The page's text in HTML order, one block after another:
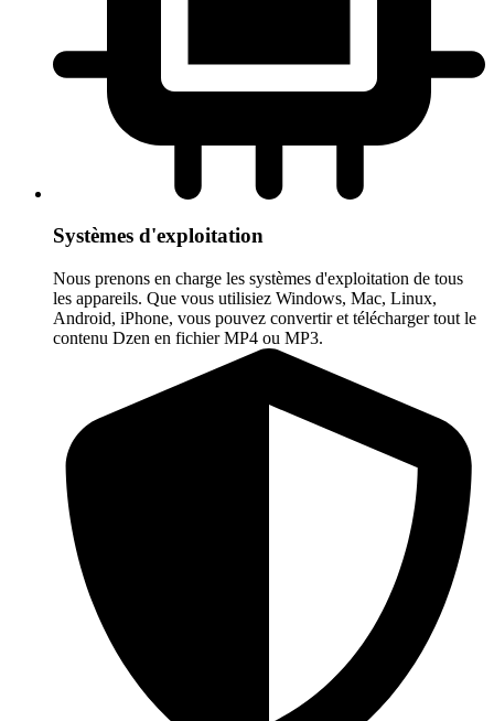
Systèmes d'exploitation
Nous prenons en charge les systèmes d'exploitation de tous
les appareils. Que vous utilisiez Windows, Mac, Linux,
Android, iPhone, vous pouvez convertir et télécharger tout le
contenu Dzen en fichier MP4 ou MP3.